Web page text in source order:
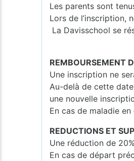
Les parents sont
Lors de l’inscription,
La Davisschool se
REMBOURSEMENT
Une inscription ne
Au-delà de cette
une nouvelle
En cas de maladie
REDUCTIONS ET
Une réduction de
En cas de départ